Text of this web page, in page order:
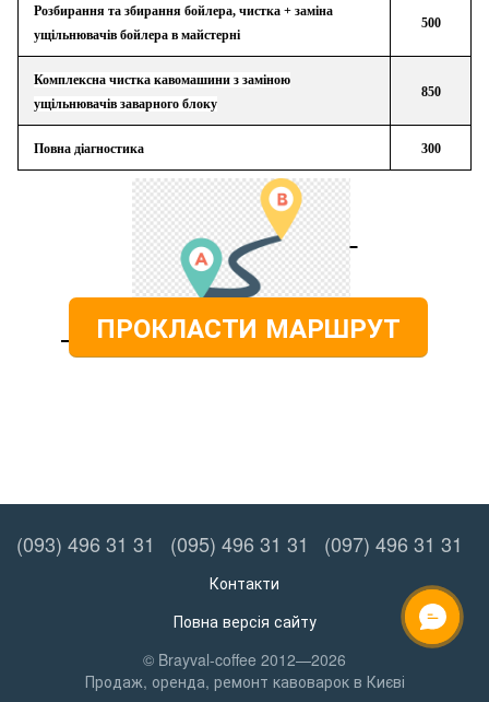
Розбирання та збирання бойлера, чистка + заміна
ущільнювачів бойлера в майстерні
500
Комплексна чистка кавомашини з заміною
ущільнювачів заварного блоку
850
Повна діагностика 300
ПРОКЛАСТИ МАРШРУТ
(093) 496 31 31 (095) 496 31 31 (097) 496 31 31
Контакти
Повна версія сайту
© Brayval-coffee 2012—2026
Продаж, оренда, ремонт кавоварок в Києві
ОНЛАЙН ЧАТ